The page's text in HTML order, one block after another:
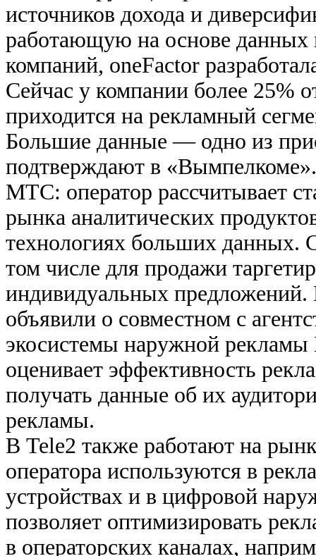
источников дохода и
работающую на основе данных
компаний, oneFactor
Сейчас у компании более 25%
приходится на рекламный
Большие данные — одно из
подтверждают в
МТС: оператор рассчитывает
рынка аналитических
технологиях больших данных.
том числе для продажи
индивидуальных
объявили о совместном с
экосистемы наружной
оценивает эффективность
получать данные об их
рекламы.
В Tele2 также работают на
оператора используются в
устройствах и в цифровой
позволяет оптимизировать
в операторских каналах,